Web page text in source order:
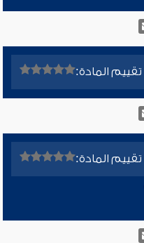
تقييم المادة:
تقييم المادة: